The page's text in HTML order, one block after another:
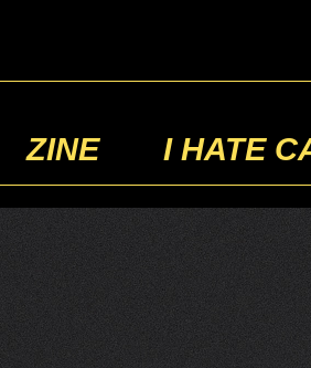
ZINE I HATE